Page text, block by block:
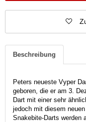
Beschreibung
Peters neueste Vyper
geboren, die er am 3.
Dart mit einer sehr
jedoch mit diesem
Snakebite-Darts werden